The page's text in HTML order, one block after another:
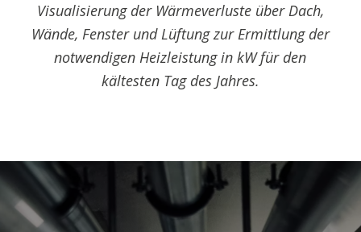
Visualisierung der Wärmeverluste über Dach,
Wände, Fenster und Lüftung zur Ermittlung der
notwendigen Heizleistung in kW für den
kältesten Tag des Jahres.